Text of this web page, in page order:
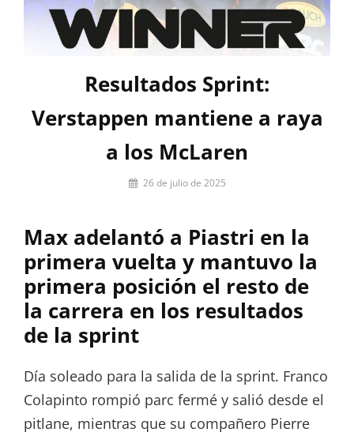
Resultados Sprint:
Verstappen mantiene a raya
a los McLaren
Por
Paquet
26 de julio de 2025
Max adelantó a Piastri en la
primera vuelta y mantuvo la
primera posición el resto de
la carrera en los resultados
de la sprint
Día soleado para la salida de la sprint. Franco
Colapinto rompió parc fermé y salió desde el
pitlane, mientras que su compañero Pierre